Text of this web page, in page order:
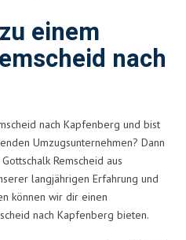
einem
nach
nach Kapfenberg und bist
Umzugsunternehmen? Dann
Remscheid aus
langjährigen Erfahrung und
können wir dir einen
nach Kapfenberg bieten.